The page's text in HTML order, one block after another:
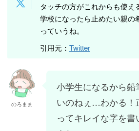
タッチの方がこれからも使え
学校になったら止めたい親の
っていうね。
引用元： Twitter
のろまま
小学生になるから鉛
いのねぇ…わかる！
ってキレイな字を